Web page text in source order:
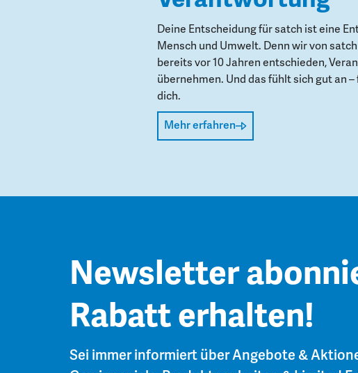
Deine Entscheidung für satch ist eine
Mensch und Umwelt. Denn wir von
bereits vor 10 Jahren entschieden,
übernehmen. Und das fühlt sich gut an
dich.
Mehr erfahren
Newsletter
Rabatt erhalten!
Sei immer informiert über Angebote &